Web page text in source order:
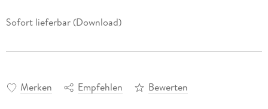
Sofort lieferbar (Download)
Merken Empfehlen Bewerten